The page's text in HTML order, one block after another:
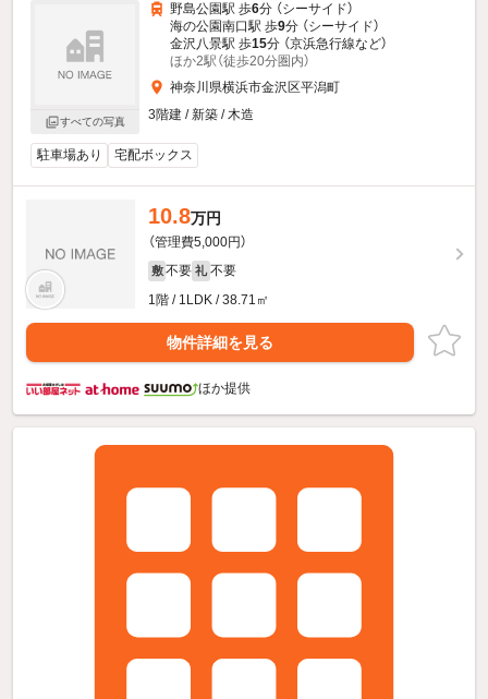
すべての写真
野島公園駅 歩6分 （シーサイド）
海の公園南口駅 歩9分 （シーサイド）
金沢八景駅 歩15分 （京浜急行線など）
ほか2駅（徒歩20分圏内）
神奈川県横浜市金沢区平潟町
3階建 / 新築 / 木造
駐車場あり 宅配ボックス
10.8万円
（管理費5,000円）
敷 不要 礼 不要
1階 / 1LDK / 38.71㎡
物件詳細を見る
ほか提供